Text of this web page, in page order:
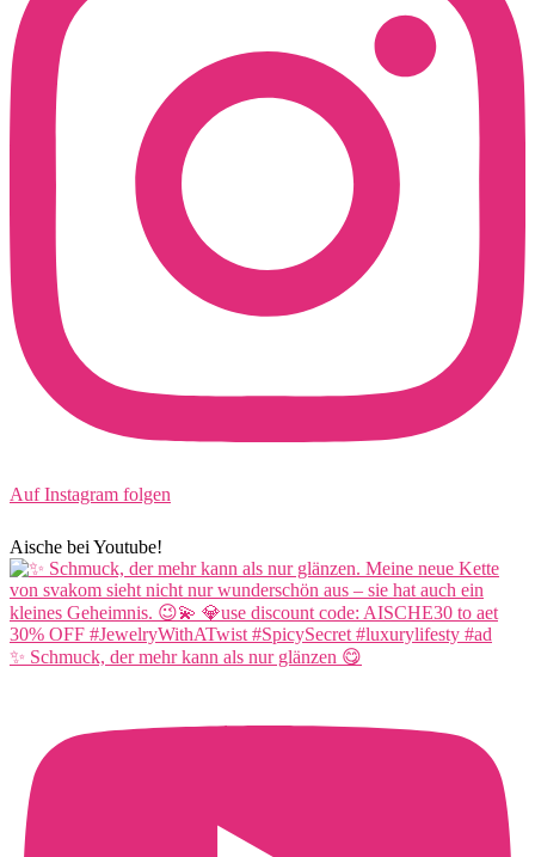
Auf Instagram folgen
Aische bei Youtube!
✨ Schmuck, der mehr kann als nur glänzen 😋